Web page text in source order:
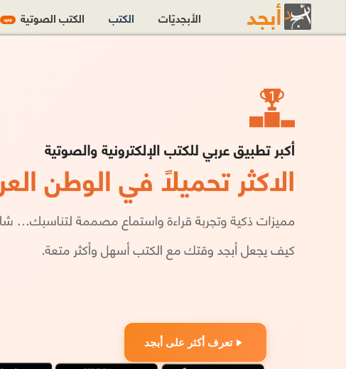
تعرف أكثر على أبجد
الأبجديّات الكتب الكتب الصوتية جديد